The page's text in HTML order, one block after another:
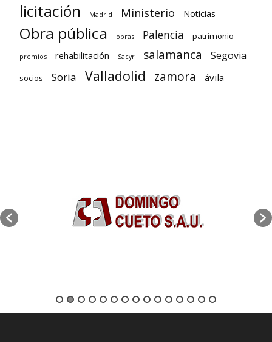
licitación Madrid Ministerio Noticias
Obra pública obras Palencia patrimonio
premios rehabilitación Sacyr salamanca Segovia
socios Soria Valladolid zamora ávila